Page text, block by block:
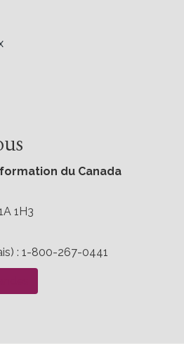
du Canada
1H3
: 1-800-267-0441